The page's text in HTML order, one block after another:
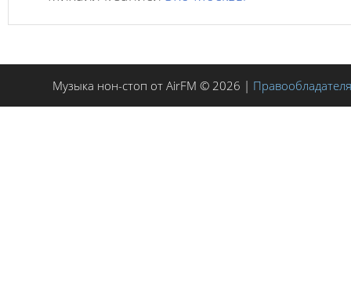
Музыка нон-стоп от AirFM © 2026 |